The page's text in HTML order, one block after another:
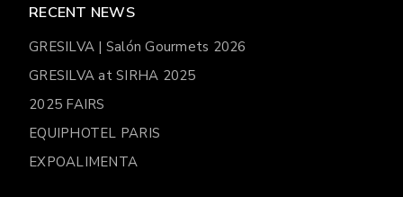
RECENT NEWS
GRESILVA | Salón Gourmets 2026
GRESILVA at SIRHA 2025
2025 FAIRS
EQUIPHOTEL PARIS
EXPOALIMENTA